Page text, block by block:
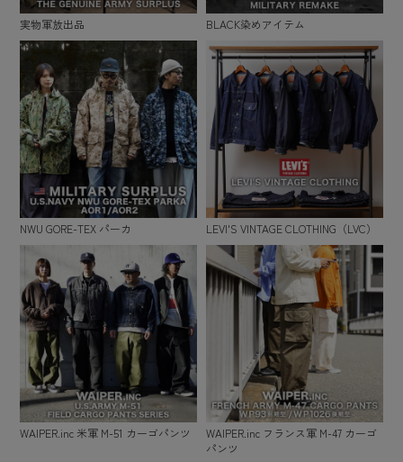
実物軍放出品 BLACK染めアイテム
NWU GORE-TEX パーカ LEVI'S VINTAGE CLOTHING（LVC）
WAIPER.inc 米軍 M-51 カーゴパンツ
WAIPER.inc フランス軍 M-47 カーゴ
パンツ